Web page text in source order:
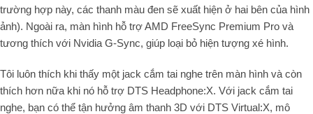
trường hợp này, các thanh màu đen sẽ xuất hiện ở hai bên của hình
ảnh). Ngoài ra, màn hình hỗ trợ AMD FreeSync Premium Pro và
tương thích với Nvidia G-Sync, giúp loại bỏ hiện tượng xé hình.
Tôi luôn thích khi thấy một jack cắm tai nghe trên màn hình và còn
thích hơn nữa khi nó hỗ trợ DTS Headphone:X. Với jack cắm tai
nghe, bạn có thể tận hưởng âm thanh 3D với DTS Virtual:X, mô